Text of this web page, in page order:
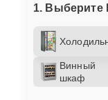
1. Выберите
Винный
шкаф